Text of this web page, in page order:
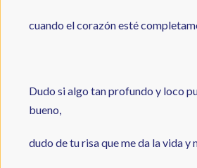
cuando el corazón esté
Dudo si algo tan profundo y loco
bueno,
dudo de tu risa que me da la vida y